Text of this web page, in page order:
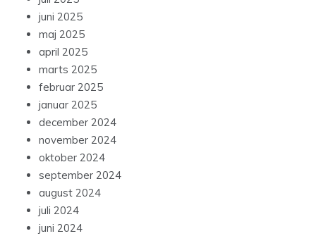
juni 2025
maj 2025
april 2025
marts 2025
februar 2025
januar 2025
december 2024
november 2024
oktober 2024
september 2024
august 2024
juli 2024
juni 2024